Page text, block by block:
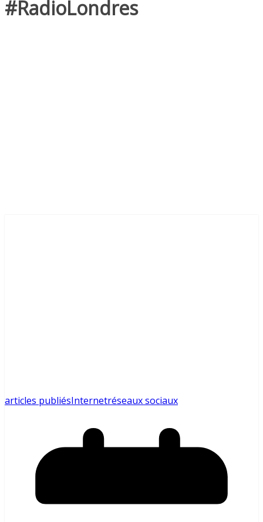
#RadioLondres
articles publiésInternetréseaux sociaux